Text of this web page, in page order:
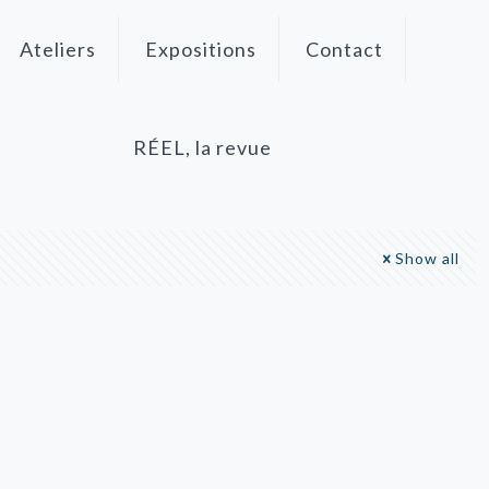
Ateliers Expositions Contact
RÉEL, la revue
Show all